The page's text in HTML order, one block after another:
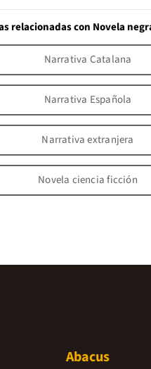
relacionadas con Novela
Narrativa Catalana
Narrativa Española
Narrativa extranjera
Novela ciencia ficción
Abacus